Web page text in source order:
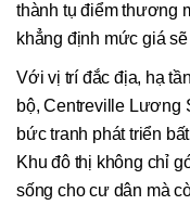
thành tụ điểm thương
khẳng định mức giá
Với vị trí đắc địa, hạ
bộ, Centreville Lương
bức tranh phát triển
Khu đô thị không chỉ
sống cho cư dân mà